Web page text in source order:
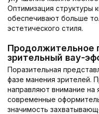
Оптимизация структуры
обеспечивают больше
эстетического стиля.
Продолжительное
зрительный вау-
Поразительная
фазе манения зрителей.
направляют внимание на
современные
значимость